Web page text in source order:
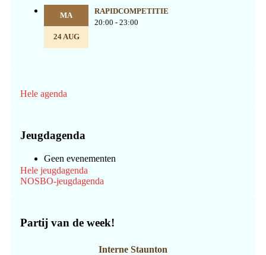
MA
24 AUG
RAPIDCOMPETITIE
20:00 - 23:00
Hele agenda
Jeugdagenda
Geen evenementen
Hele jeugdagenda
NOSBO-jeugdagenda
Partij van de week!
Interne Staunton